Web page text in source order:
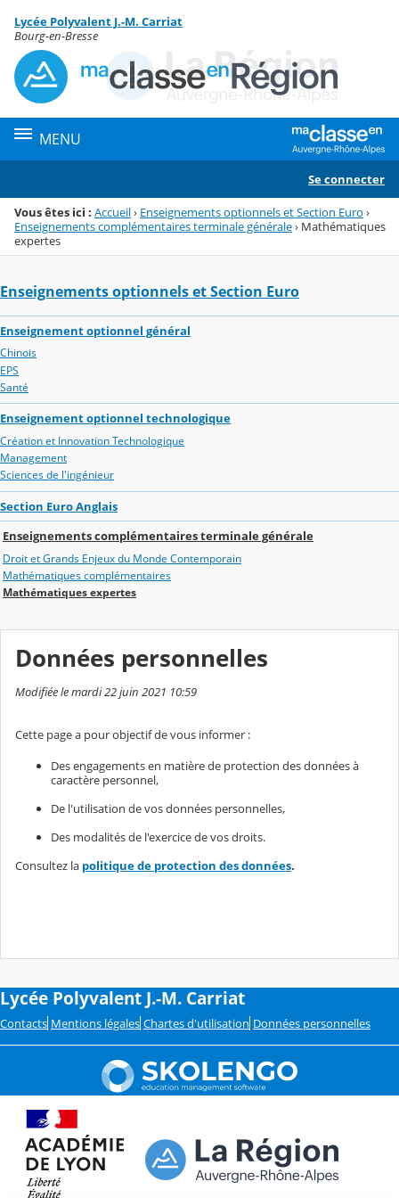
Menu de la rubrique
Contenu
Lycée Polyvalent J.-M. Carriat
Bourg-en-Bresse
MENU
Se connecter
Vous êtes ici : Accueil› Enseignements optionnels et Section Euro ›
Enseignements complémentaires terminale générale› Mathématiques
expertes
Enseignements optionnels et Section Euro
Enseignement optionnel général
Chinois
EPS
Santé
Enseignement optionnel technologique
Création et Innovation Technologique
Management
Sciences de l'ingénieur
Section Euro Anglais
Enseignements complémentaires terminale générale
Droit et Grands Enjeux du Monde Contemporain
Mathématiques complémentaires
Mathématiques expertes
Données personnelles
Modifiée le mardi 22 juin 2021 10:59
Cette page a pour objectif de vous informer :
Des engagements en matière de protection des données à
caractère personnel,
De l'utilisation de vos données personnelles,
Des modalités de l'exercice de vos droits.
Consultez la politique de protection des données.
Lycée Polyvalent J.-M. Carriat
Contacts Mentions légales Chartes d'utilisation Données personnelles